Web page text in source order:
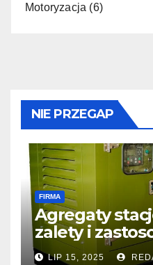
Motoryzacja (6)
NIE PRZEGAP
FIRMA
Agregaty
zalety i
LIP 15, 2025